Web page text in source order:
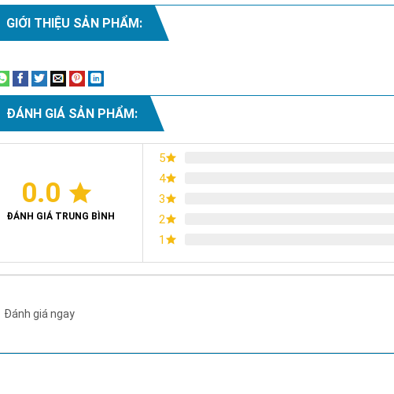
GIỚI THIỆU SẢN PHẨM:
ĐÁNH GIÁ SẢN PHẨM:
0.0
ĐÁNH GIÁ TRUNG BÌNH
5
4
3
2
1
Đánh giá ngay